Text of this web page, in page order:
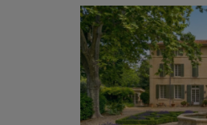
mandat 1381